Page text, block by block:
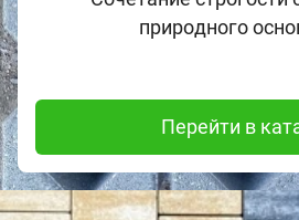
природного
Перейти в